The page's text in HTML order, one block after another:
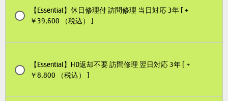
【Essential】休日修理付 訪問修理 当日対応 3年 [ +
￥39,600 （税込） ]
【Essential】HD返却不要 訪問修理 翌日対応 3年 [ +
￥8,800 （税込） ]